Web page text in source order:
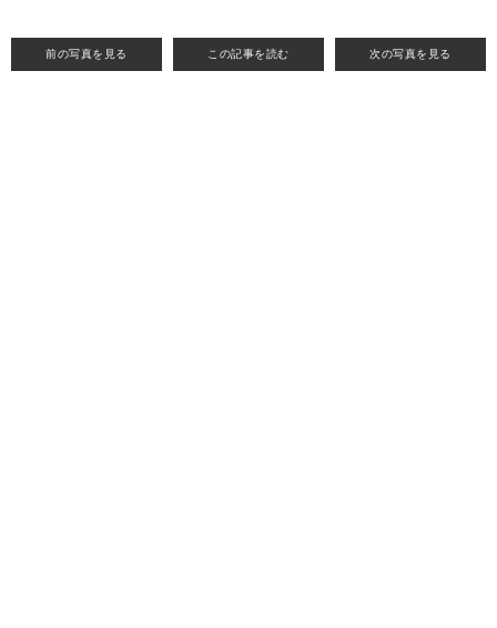
前の写真を見る この記事を読む 次の写真を見る